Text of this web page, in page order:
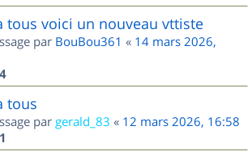
tous voici un nouveau vttiste
par BouBou361 « 14 mars 2026,
4
tous
par gerald_83 « 12 mars 2026, 16:58
1